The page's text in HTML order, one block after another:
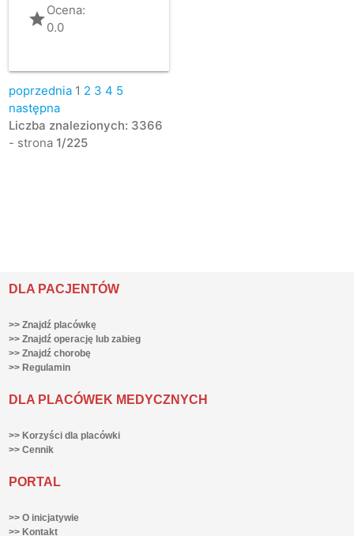
gradeOcena:
0.0
poprzednia 1 2 3 4 5
następna
Liczba znalezionych: 3366
- strona 1/225
DLA PACJENTÓW
>> Znajdź placówkę
>> Znajdź operację lub zabieg
>> Znajdź chorobę
>> Regulamin
DLA PLACÓWEK MEDYCZNYCH
>> Korzyści dla placówki
>> Cennik
PORTAL
>> O inicjatywie
>> Kontakt